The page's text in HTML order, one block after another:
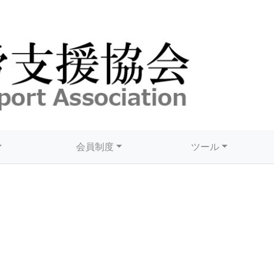
会員制度 ツール